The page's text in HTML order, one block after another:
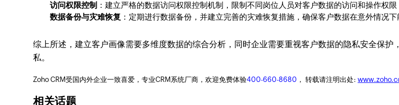
访问权限控制 ：建立严格的数据访问权限控制机制，限制不同岗位人员对客户数据的访问和操作权限
数据备份与灾难恢复 ：定期进行数据备份，并建立完善的灾难恢复措施，确保客户数据在意外情况下
综上所述，建立客户画像需要多维度数据的综合分析，同时企业需要重视客户数据的隐私安全保
私。
Zoho CRM受国内外企业一致喜爱，专业CRM系统厂商，欢迎免费体验400-660-8680 ， 转载请注明出处:
相关话题